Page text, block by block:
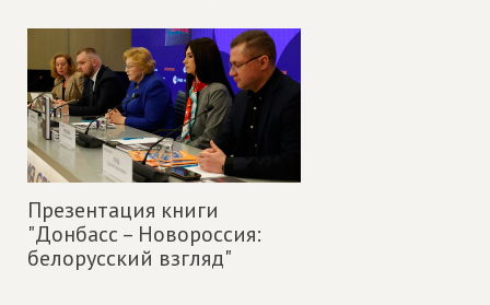
Презентация книги
"Донбасс – Новороссия:
белорусский взгляд"